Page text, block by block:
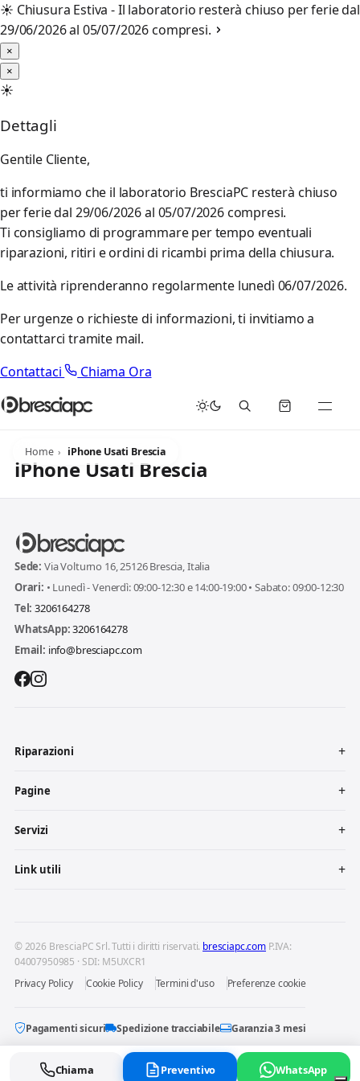
☀️ Chiusura Estiva - Il laboratorio resterà chiuso per ferie dal
29/06/2026 al 05/07/2026 compresi.
×
×
☀️
Dettagli
Gentile Cliente,
ti informiamo che il laboratorio BresciaPC resterà chiuso
per ferie dal 29/06/2026 al 05/07/2026 compresi.
Ti consigliamo di programmare per tempo eventuali
riparazioni, ritiri e ordini di ricambi prima della chiusura.
Le attività riprenderanno regolarmente lunedì 06/07/2026.
Per urgenze o richieste di informazioni, ti invitiamo a
contattarci tramite mail.
Contattaci
Chiama Ora
Home iPhone Usati Brescia
iPhone Usati Brescia
Sede: Via Volturno 16, 25126 Brescia, Italia
Orari: • Lunedì - Venerdì: 09:00-12:30 e 14:00-19:00 • Sabato: 09:00-12:30
Tel: 3206164278
WhatsApp:3206164278
Email: info@bresciapc.com
Riparazioni
Pagine
Servizi
Link utili
© 2026 BresciaPC Srl. Tutti i diritti riservati. bresciapc.com P.IVA:
04007950985 · SDI: M5UXCR1
Privacy Policy
Cookie Policy Termini d'uso Preferenze cookie
Pagamenti sicuri Spedizione tracciabile Garanzia 3 mesi
Chiama Preventivo WhatsApp